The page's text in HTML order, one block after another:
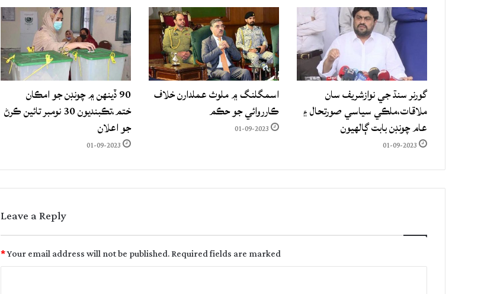
گورنر سنڌ جي نوازشريف سان
ملاقات،ملڪي سياسي صورتحال ۽
عام چونڊن بابت ڳالهيون
01-09-2023
اسمگلنگ ۾ ملوث عملدارن خلاف
ڪارروائي جو حڪم
01-09-2023
90 ڏينهن ۾ چونڊن جو امڪان
ختم،تڪبنديون 30 نومبر تائين ڪرڻ
جو اعلان
01-09-2023
Leave a Reply
Your email address will not be published.Required fields are marked
*